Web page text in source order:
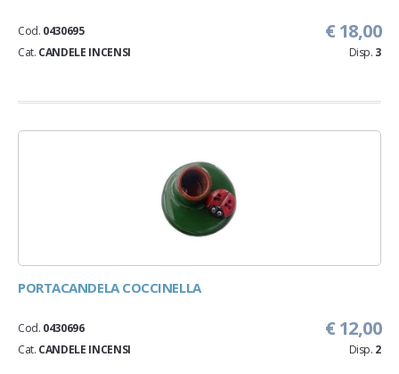
€ 18,00
Cod. 0430695
Cat. CANDELE INCENSI Disp. 3
PORTACANDELA COCCINELLA
€ 12,00
Cod. 0430696
Cat. CANDELE INCENSI Disp. 2